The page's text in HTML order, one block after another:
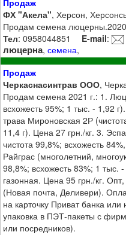
ФХ "Акела", Херсон,
Продам семена люцерны.2020
Тел: 0958044851 E-mail:
люцерна,семена,
Продаж
Черкаснасинтрав ООО,
Продам семена 2021 г.: 1.
всхожесть 95%; 1 тыс. - 1,92
трава Мироновская 2Р
11,4 г). Цена 27 грн./кг. 3.
чистота 99,8%; всхожесть
Райграс (многолетний,
98,8%; всхожесть 83%; 1 тыс.
газонная. Цена 95 грн./кг.
(Новая почта, Деливери).
на карточку Приват банка
упаковка в ПЭТ-пакеты с
или посредников).